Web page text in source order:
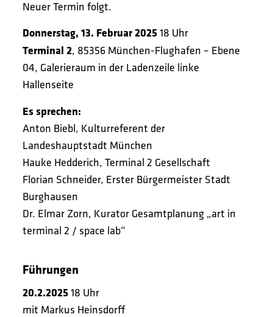
Neuer Termin folgt.
Donnerstag, 13. Februar 202518 Uhr
Terminal 2, 85356 München-Flughafen – Ebene
04, Galerieraum in der Ladenzeile linke
Hallenseite
Es sprechen:
Anton Biebl, Kulturreferent der
Landeshauptstadt München
Hauke Hedderich, Terminal 2 Gesellschaft
Florian Schneider, Erster Bürgermeister Stadt
Burghausen
Dr. Elmar Zorn, Kurator Gesamtplanung „art in
terminal 2 / space lab“
Führungen
20.2.202518 Uhr
mit Markus Heinsdorff